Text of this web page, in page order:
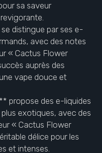
sa saveur
distingue par ses e-
avec des notes
« Cactus Flower
auprès des
vape douce et
propose des e-liquides
exotiques, avec des
« Cactus Flower
délice pour les
et intenses.